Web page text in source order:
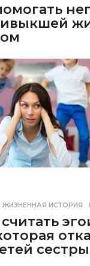
,ЖИЗНЕННАЯ ИСТОРИЯ ,
сестры